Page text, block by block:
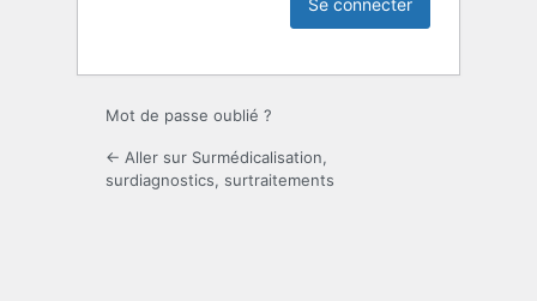
Mot de passe oublié ?
← Aller sur Surmédicalisation,
surdiagnostics, surtraitements